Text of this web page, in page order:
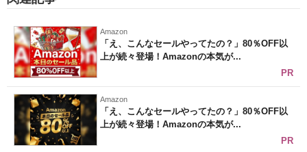
Amazon
「え、こんなセールやってたの？」80％OFF以
上が続々登場！Amazonの本気が...
PR
Amazon
「え、こんなセールやってたの？」80％OFF以
上が続々登場！Amazonの本気が...
PR